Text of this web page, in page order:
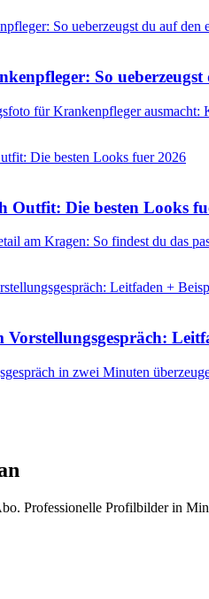
So
für Krankenpfleger
Outfit: Die besten Looks
am Kragen: So findest du das
Vorstellungsgespräch:
in zwei Minuten
Professionelle Profilbilder in